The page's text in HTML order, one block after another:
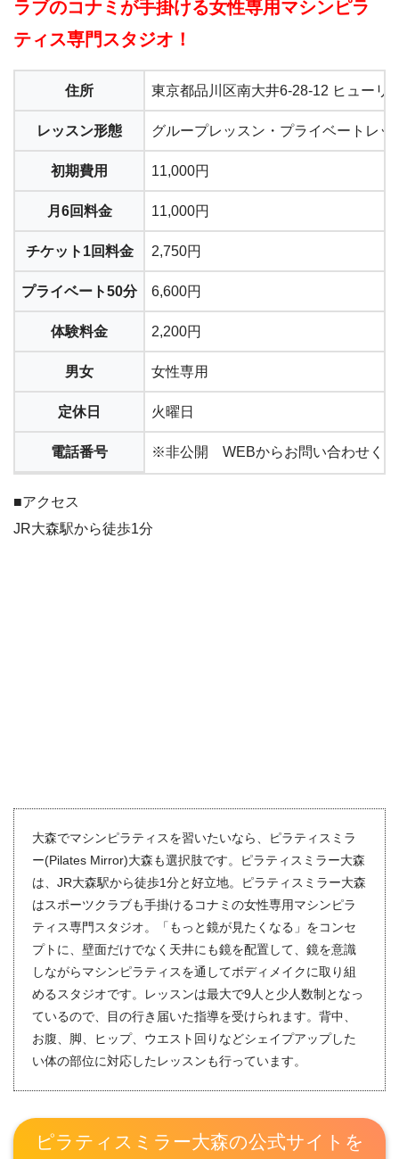
ラブのコナミが手掛ける女性専用マシンピラ
ティス専門スタジオ！
住所 東京都品川区南大井6-28-12 ヒューリ
レッスン形態 グループレッスン・プライベートレッ
初期費用 11,000円
月6回料金 11,000円
チケット1回料金 2,750円
プライベート50分 6,600円
体験料金 2,200円
男女 女性専用
定休日 火曜日
電話番号 ※非公開 WEBからお問い合わせく
■アクセス
JR大森駅から徒歩1分
大森でマシンピラティスを習いたいなら、ピラティスミラ
ー(Pilates Mirror)大森も選択肢です。ピラティスミラー大森
は、JR大森駅から徒歩1分と好立地。ピラティスミラー大森
はスポーツクラブも手掛けるコナミの女性専用マシンピラ
ティス専門スタジオ。「もっと鏡が見たくなる」をコンセ
プトに、壁面だけでなく天井にも鏡を配置して、鏡を意識
しながらマシンピラティスを通してボディメイクに取り組
めるスタジオです。レッスンは最大で9人と少人数制となっ
ているので、目の行き届いた指導を受けられます。背中、
お腹、脚、ヒップ、ウエスト回りなどシェイプアップした
い体の部位に対応したレッスンも行っています。
ピラティスミラー大森の公式サイトを